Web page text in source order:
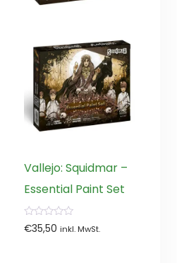
Vallejo: Squidmar –
Essential Paint Set
0
von
€35,50 inkl. MwSt.